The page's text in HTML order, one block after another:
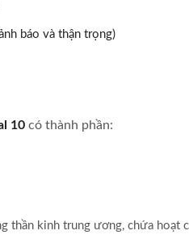
báo và thận trọng)
10 có thành phần:
thần kinh trung ương, chứa hoạt